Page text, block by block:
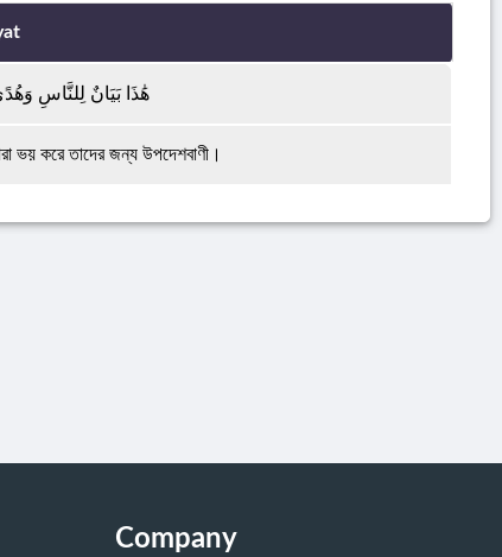
هَٰذَا بَيَانٌ لِلنَّاسِ
ভয় করে তাদের জন্য উপদেশবাণী।
Company